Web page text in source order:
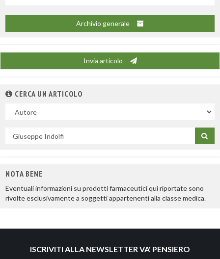
Archivio generale
Invia articolo
CERCA UN ARTICOLO
campo
per
NOTA BENE
Eventuali informazioni su prodotti farmaceutici qui riportate sono
rivolte esclusivamente a soggetti appartenenti alla classe medica.
ISCRIVITI ALLA NEWSLETTER VA' PENSIERO